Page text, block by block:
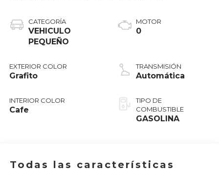
CATEGORÍA
VEHICULO
PEQUEÑO
EXTERIOR COLOR
Grafito
INTERIOR COLOR
Cafe
MOTOR
0
TRANSMISIÓN
Automática
TIPO DE
COMBUSTIBLE
GASOLINA
Todas las características